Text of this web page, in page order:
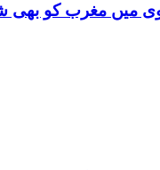
کر رکھ دیا: لندن میں بیک